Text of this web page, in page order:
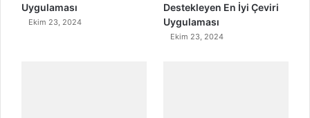
Uygulaması
Ekim 23, 2024
Destekleyen En İyi Çeviri
Uygulaması
Ekim 23, 2024